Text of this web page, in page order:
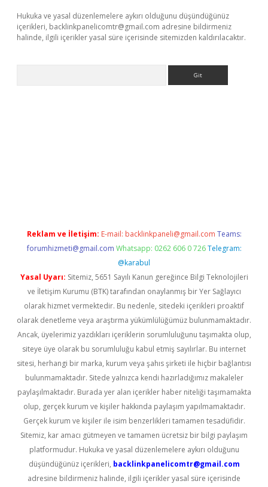
Hukuka ve yasal düzenlemelere aykırı olduğunu düşündüğünüz
içerikleri, backlinkpanelicomtr@gmail.com adresine bildirmeniz
halinde, ilgili içerikler yasal süre içerisinde sitemizden kaldırılacaktır.
Reklam ve İletişim: E-mail: backlinkpaneli@gmail.com Teams:
forumhizmeti@gmail.com Whatsapp: 0262 606 0 726 Telegram:
@karabul
Yasal Uyarı: Sitemiz, 5651 Sayılı Kanun gereğince Bilgi Teknolojileri
ve İletişim Kurumu (BTK) tarafından onaylanmış bir Yer Sağlayıcı
olarak hizmet vermektedir. Bu nedenle, sitedeki içerikleri proaktif
olarak denetleme veya araştırma yükümlülüğümüz bulunmamaktadır.
Ancak, üyelerimiz yazdıkları içeriklerin sorumluluğunu taşımakta olup,
siteye üye olarak bu sorumluluğu kabul etmiş sayılırlar. Bu internet
sitesi, herhangi bir marka, kurum veya şahıs şirketi ile hiçbir bağlantısı
bulunmamaktadır. Sitede yalnızca kendi hazırladığımız makaleler
paylaşılmaktadır. Burada yer alan içerikler haber niteliği taşımamakta
olup, gerçek kurum ve kişiler hakkında paylaşım yapılmamaktadır.
Gerçek kurum ve kişiler ile isim benzerlikleri tamamen tesadüfidir.
Sitemiz, kar amacı gütmeyen ve tamamen ücretsiz bir bilgi paylaşım
platformudur. Hukuka ve yasal düzenlemelere aykırı olduğunu
düşündüğünüz içerikleri, backlinkpanelicomtr@gmail.com
adresine bildirmeniz halinde, ilgili içerikler yasal süre içerisinde